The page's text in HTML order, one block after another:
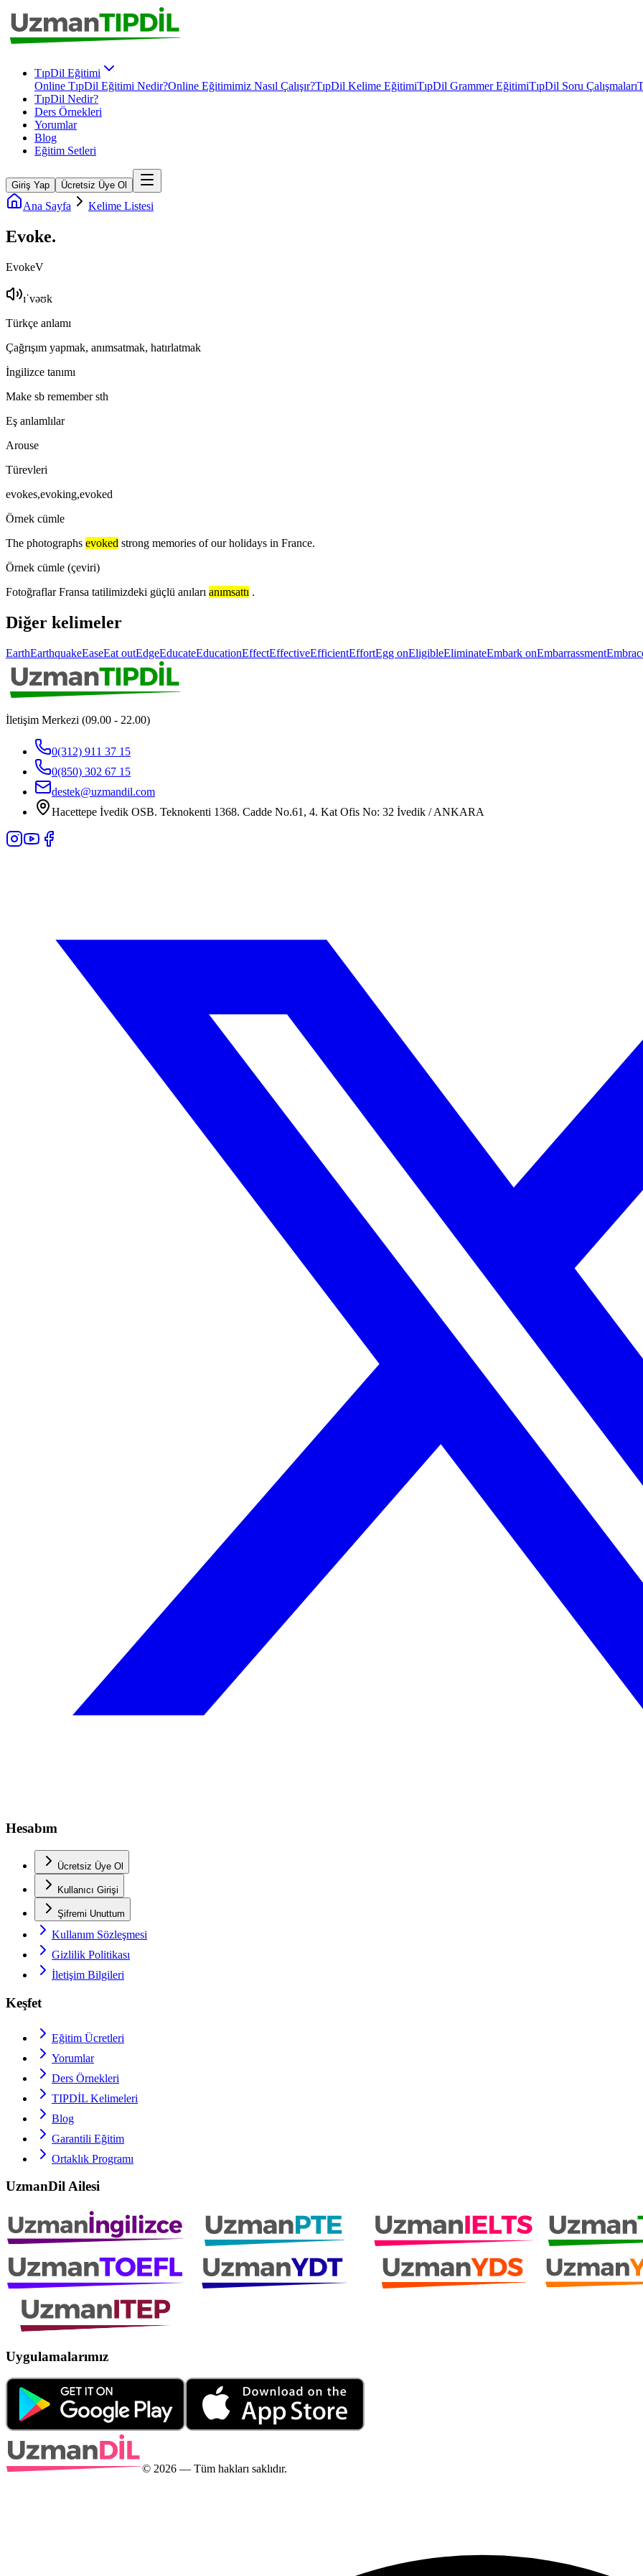
TıpDil Eğitimi
Online TıpDil Eğitimi Nedir?Online Eğitimimiz Nasıl Çalışır?TıpDil Kelime EğitimiTıpDil Grammer EğitimiTıpDil Soru Çalışmaları
TıpDil Nedir?
Ders Örnekleri
Yorumlar
Blog
Eğitim Setleri
Giriş Yap Ücretsiz Üye Ol
Ana Sayfa Kelime Listesi
Evoke.
EvokeV
ɪˈvəʊk
Türkçe anlamı
Çağrışım yapmak, anımsatmak, hatırlatmak
İngilizce tanımı
Make sb remember sth
Eş anlamlılar
Arouse
Türevleri
evokes,evoking,evoked
Örnek cümle
The photographs evoked strong memories of our holidays in France.
Örnek cümle (çeviri)
Fotoğraflar Fransa tatilimizdeki güçlü anıları anımsattı .
Diğer kelimeler
EarthEarthquakeEaseEat outEdgeEducateEducationEffectEffectiveEfficientEffortEgg onEligibleEliminateEmbark onEmbarrassment
İletişim Merkezi (09.00 - 22.00)
0(312) 911 37 15
0(850) 302 67 15
destek@uzmandil.com
Hacettepe İvedik OSB. Teknokenti 1368. Cadde No.61, 4. Kat Ofis No: 32 İvedik / ANKARA
Hesabım
Ücretsiz Üye Ol
Kullanıcı Girişi
Şifremi Unuttum
Kullanım Sözleşmesi
Gizlilik Politikası
İletişim Bilgileri
Keşfet
Eğitim Ücretleri
Yorumlar
Ders Örnekleri
TIPDİL Kelimeleri
Blog
Garantili Eğitim
Ortaklık Programı
UzmanDil Ailesi
Uygulamalarımız
© 2026 — Tüm hakları saklıdır.